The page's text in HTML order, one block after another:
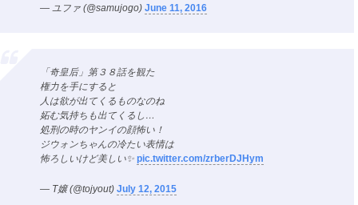
— ユファ (@samujogo) June 11, 2016
「奇皇后」第３８話を観た
権力を手にすると
人は欲が出てくるものなのね
妬む気持ちも出てくるし…
処刑の時のヤンイの顔怖い！
ジウォンちゃんの冷たい表情は
怖ろしいけど美しい✨ pic.twitter.com/zrberDJHym
— T嬢 (@tojyout) July 12, 2015